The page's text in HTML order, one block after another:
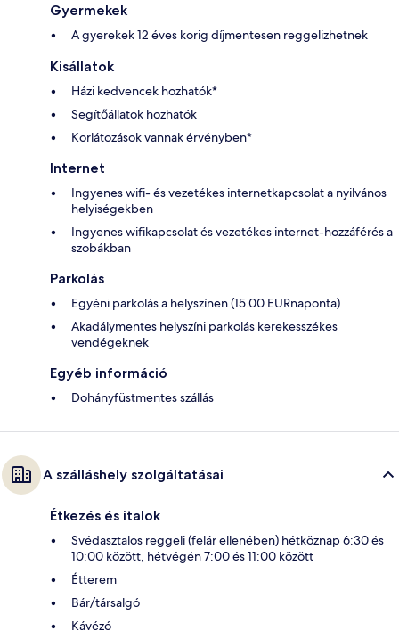
Gyermekek
A gyerekek 12 éves korig díjmentesen reggelizhetnek
Kisállatok
Házi kedvencek hozhatók*
Segítőállatok hozhatók
Korlátozások vannak érvényben*
Internet
Ingyenes wifi- és vezetékes internetkapcsolat a nyilvános
helyiségekben
Ingyenes wifikapcsolat és vezetékes internet-hozzáférés a
szobákban
Parkolás
Egyéni parkolás a helyszínen (15.00 EURnaponta)
Akadálymentes helyszíni parkolás kerekesszékes
vendégeknek
Egyéb információ
Dohányfüstmentes szállás
A szálláshely szolgáltatásai
Étkezés és italok
Svédasztalos reggeli (felár ellenében) hétköznap 6:30 és
10:00 között, hétvégén 7:00 és 11:00 között
Étterem
Bár/társalgó
Kávézó